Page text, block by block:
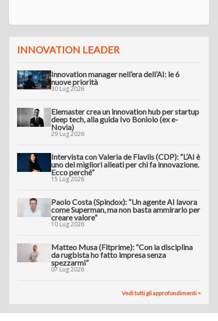
INNOVATION LEADER
Innovation manager nell’era dell’AI: le 6
nuove priorità
30 Lug 2026
Elemaster crea un innovation hub per startup
deep tech, alla guida Ivo Boniolo (ex e-
Novia)
29 Lug 2026
Intervista con Valeria de Flaviis (CDP): “L’AI è
uno dei migliori alleati per chi fa innovazione.
Ecco perché”
15 Lug 2026
Paolo Costa (Spindox): “Un agente AI lavora
come Superman, ma non basta ammirarlo per
creare valore”
10 Lug 2026
Matteo Musa (Fitprime): “Con la disciplina
da rugbista ho fatto impresa senza
spezzarmi”
07 Lug 2026
Vedi tutti gli approfondimenti >